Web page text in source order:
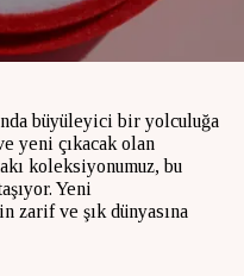
büyüleyici bir yolculuğa
yeni çıkacak olan
koleksiyonumuz, bu
Yeni
zarif ve şık dünyasına